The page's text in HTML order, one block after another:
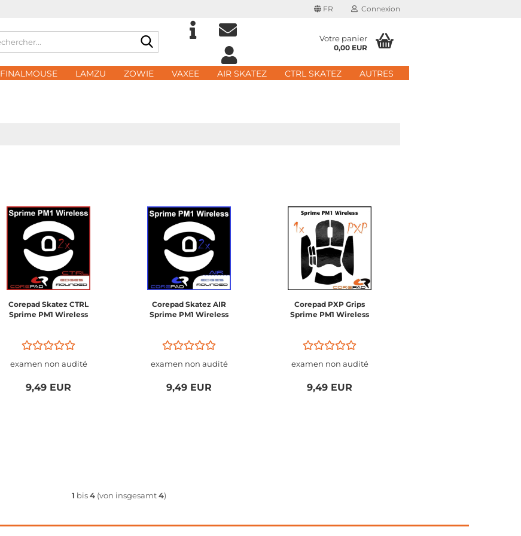
FR
Choisir la langue
Domicile
Connexion
eMail
Schnelle Anmeldung mit
Rechercher... Votre panier
0,00 EUR
FINALMOUSE LAMZU ZOWIE VAXEE AIR SKATEZ CTRL SKATEZ AUTRES
Corepad Skatez CTRL
Sprime PM1 Wireless
examen non audité
9,49 EUR
Corepad Skatez AIR
Sprime PM1 Wireless
examen non audité
9,49 EUR
Corepad PXP Grips
Sprime PM1 Wireless
examen non audité
9,49 EUR
1 bis4 (von insgesamt4)